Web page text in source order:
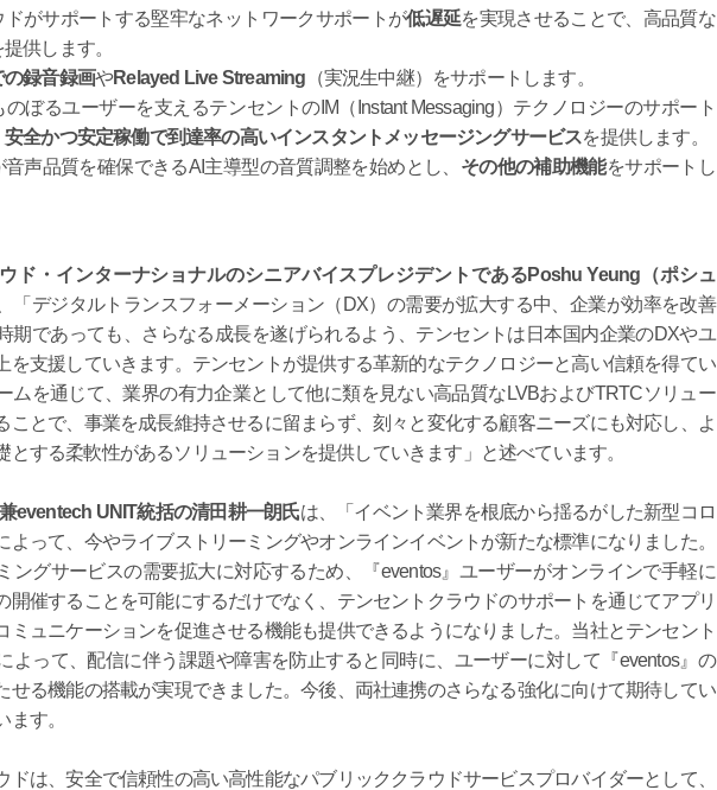
ドがサポートする堅牢なネットワークサポートが低遅延を実現させることで、高品質な
供します。
の録音録画やRelayed Live Streaming （実況生中継）をサポートします。
ぼるユーザーを支えるテンセントのIM（Instant Messaging）テクノロジーのサポート
安全かつ安定稼働で到達率の高いインスタントメッセージングサービスを提供します。
声品質を確保できるAI主導型の音質調整を始めとし、 その他の補助機能をサポートし
ド・インターナショナルのシニアバイスプレジデントであるPoshu Yeung（ポシュ
「デジタルトランスフォーメーション（DX）の需要が拡大する中、企業が効率を改善
期であっても、さらなる成長を遂げられるよう、テンセントは日本国内企業のDXやユ
を支援していきます。テンセントが提供する革新的なテクノロジーと高い信頼を得てい
ムを通じて、業界の有力企業として他に類を見ない高品質なLVBおよびTRTCソリュー
ことで、事業を成長維持させるに留まらず、刻々と変化する顧客ニーズにも対応し、よ
とする柔軟性があるソリューションを提供していきます」と述べています。
eventech UNIT統括の清田耕一朗氏は、「イベント業界を根底から揺るがした新型コロ
よって、今やライブストリーミングやオンラインイベントが新たな標準になりました。
ングサービスの需要拡大に対応するため、『eventos』ユーザーがオンラインで手軽に
開催することを可能にするだけでなく、テンセントクラウドのサポートを通じてアプリ
ミュニケーションを促進させる機能も提供できるようになりました。当社とテンセント
よって、配信に伴う課題や障害を防止すると同時に、ユーザーに対して『eventos』の
せる機能の搭載が実現できました。今後、両社連携のさらなる強化に向けて期待してい
ます。
ドは、安全で信頼性の高い高性能なパブリッククラウドサービスプロバイダーとして、